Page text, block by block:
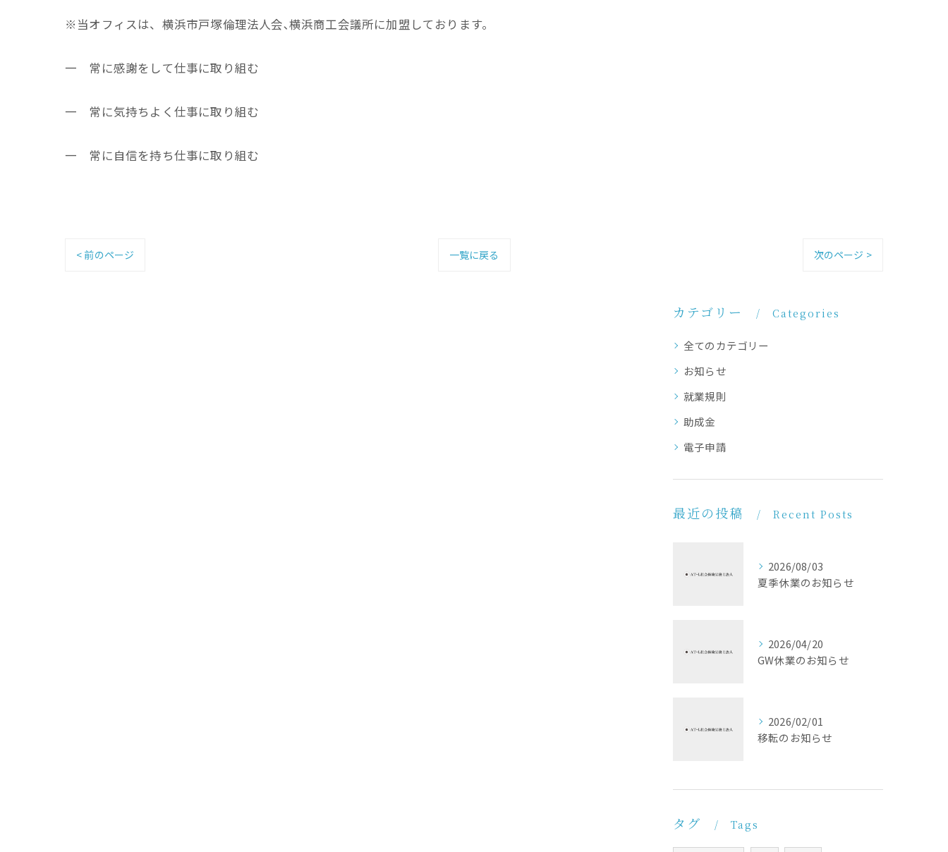
※当オフィスは、横浜市戸塚倫理法人会､横浜商工会議所に加盟しております。
一 常に感謝をして仕事に取り組む
一 常に気持ちよく仕事に取り組む
一 常に自信を持ち仕事に取り組む
< 前のページ 一覧に戻る 次のページ >
カテゴリー Categories
全てのカテゴリー
お知らせ
就業規則
助成金
電子申請
最近の投稿 Recent Posts
2026/08/03
夏季休業のお知らせ
2026/04/20
GW休業のお知らせ
2026/02/01
移転のお知らせ
タグ Tags